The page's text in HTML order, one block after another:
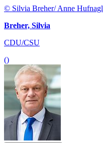
© Silvia Breher/ Anne Hufnagl
Breher, Silvia
CDU/CSU
()